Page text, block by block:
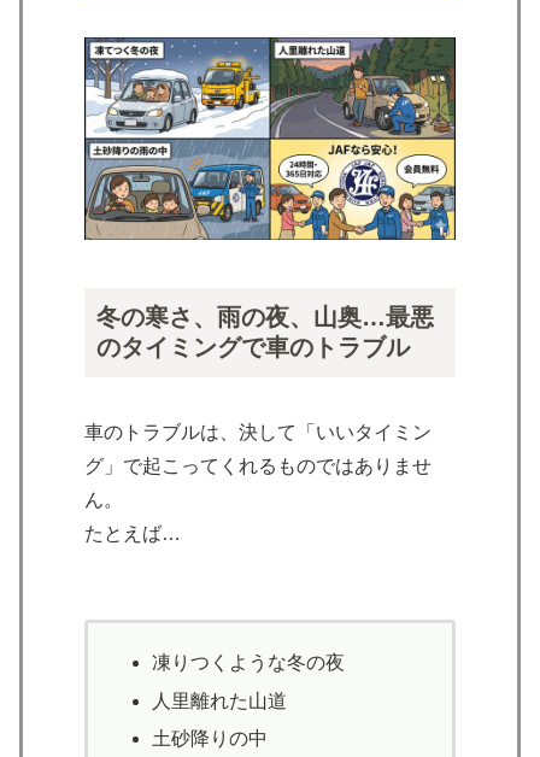
冬の寒さ、雨の夜、山奥…最悪
のタイミングで車のトラブル
車のトラブルは、決して「いいタイミン
グ」で起こってくれるものではありませ
ん。
たとえば…
凍りつくような冬の夜
人里離れた山道
土砂降りの中